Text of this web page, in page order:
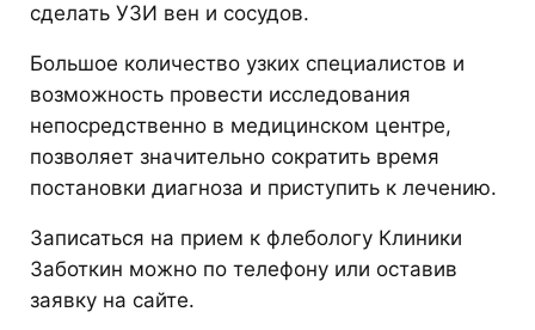
сделать УЗИ вен и сосудов.
Большое количество узких специалистов и
возможность провести исследования
непосредственно в медицинском центре,
позволяет значительно сократить время
постановки диагноза и приступить к лечению.
Записаться на прием к флебологу Клиники
Заботкин можно по телефону или оставив
заявку на сайте.